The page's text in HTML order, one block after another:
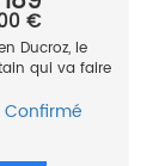
€
Ducroz, le
qui va faire
Confirmé